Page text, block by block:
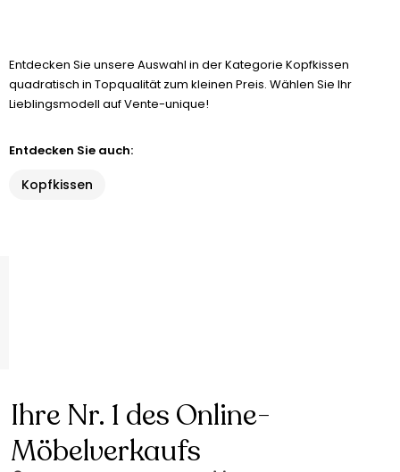
Entdecken Sie unsere Auswahl in der Kategorie Kopfkissen
quadratisch in Topqualität zum kleinen Preis. Wählen Sie Ihr
Lieblingsmodell auf Vente-unique!
Entdecken Sie auch:
Kopfkissen
Ihre Nr. 1 des Online-
Möbelverkaufs